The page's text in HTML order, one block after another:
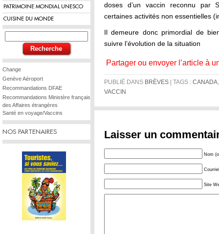
PATRIMOINE MONDIAL UNESCO
CUISINE DU MONDE
Change
Genève Aéroport
Recommandations DFAE
Recommandations Ministère français
des Affaires étrangères
Santé en voyage/Vaccins
NOS PARTENAIRES
doses d’un vaccin reconnu par
certaines activités non essentielles
Il demeure donc primordial de
suivre l’évolution de la situation
Partager ou envoyer l’article à
PUBLIÉ DANS BRÈVES | TAGS : CANADA
VACCIN
Laisser un
Nom
Site